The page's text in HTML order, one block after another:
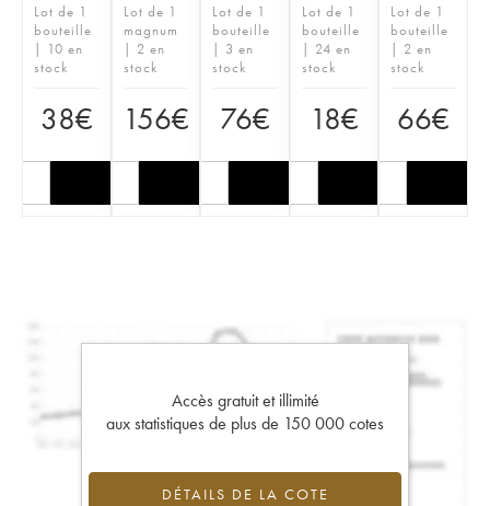
Lot de 1
bouteille
| 10 en
stock
38€
Lot de 1
magnum
| 2 en
stock
156€
Lot de 1
bouteille
| 3 en
stock
76€
Lot de 1
bouteille
| 24 en
stock
18€
Lot de 1
bouteille
| 2 en
stock
66€
Accès gratuit et illimité
aux statistiques de plus de 150 000 cotes
DÉTAILS DE LA COTE